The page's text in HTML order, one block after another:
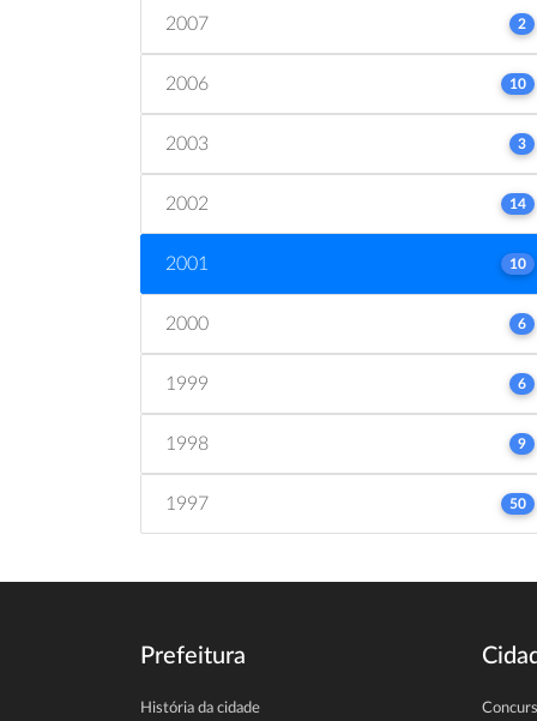
2007 2
2006 10
2003 3
2002 14
2001 10
2000 6
1999 6
1998 9
1997 50
Prefeitura
História da cidade